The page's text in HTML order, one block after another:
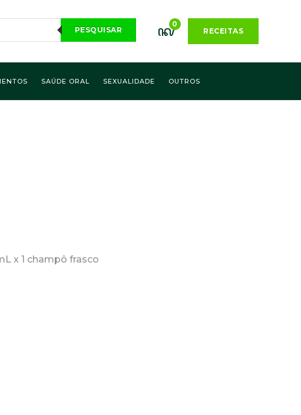
RECEITAS
0
PESQUISAR
SAÚDE ORAL SEXUALIDADE OUTROS
x 1 champô frasco